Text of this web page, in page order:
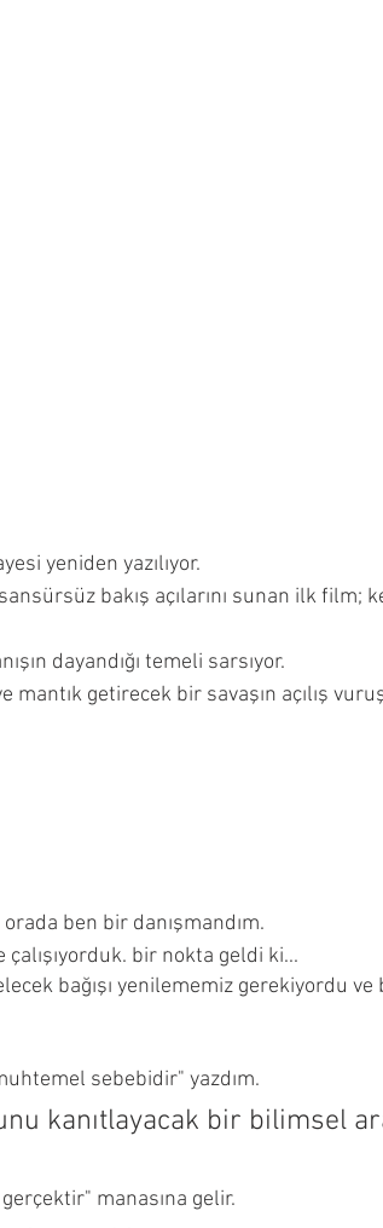
yeniden yazılıyor.
bakış açılarını sunan ilk film;
dayandığı temeli sarsıyor.
mantık getirecek bir savaşın açılış
ben bir danışmandım.
bir nokta geldi ki...
bağışı yenilememiz gerekiyordu ve
sebebidir" yazdım.
kanıtlayacak bir bilimsel
manasına gelir.